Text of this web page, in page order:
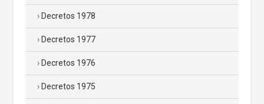
Decretos 1978
Decretos 1977
Decretos 1976
Decretos 1975